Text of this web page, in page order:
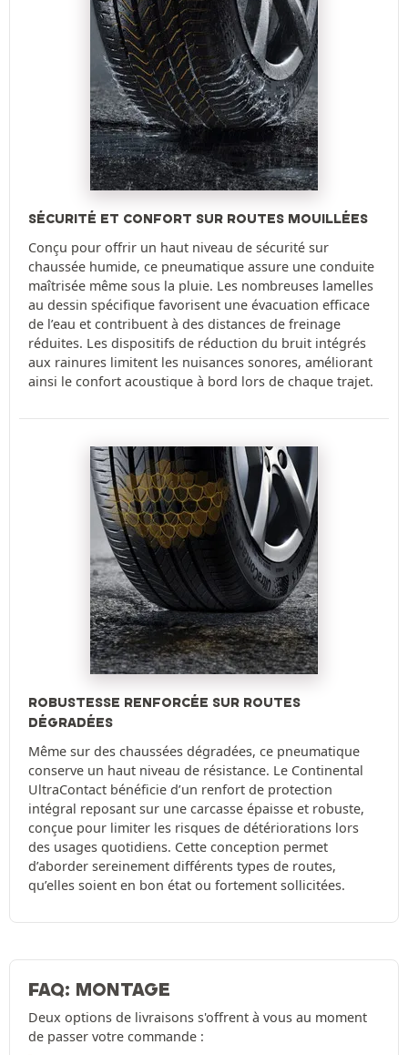
SÉCURITÉ ET CONFORT SUR ROUTES MOUILLÉES
Conçu pour offrir un haut niveau de sécurité sur
chaussée humide, ce pneumatique assure une conduite
maîtrisée même sous la pluie. Les nombreuses lamelles
au dessin spécifique favorisent une évacuation efficace
de l’eau et contribuent à des distances de freinage
réduites. Les dispositifs de réduction du bruit intégrés
aux rainures limitent les nuisances sonores, améliorant
ainsi le confort acoustique à bord lors de chaque trajet.
ROBUSTESSE RENFORCÉE SUR ROUTES
DÉGRADÉES
Même sur des chaussées dégradées, ce pneumatique
conserve un haut niveau de résistance. Le Continental
UltraContact bénéficie d’un renfort de protection
intégral reposant sur une carcasse épaisse et robuste,
conçue pour limiter les risques de détériorations lors
des usages quotidiens. Cette conception permet
d’aborder sereinement différents types de routes,
qu’elles soient en bon état ou fortement sollicitées.
FAQ: MONTAGE
Deux options de livraisons s'offrent à vous au moment
de passer votre commande :